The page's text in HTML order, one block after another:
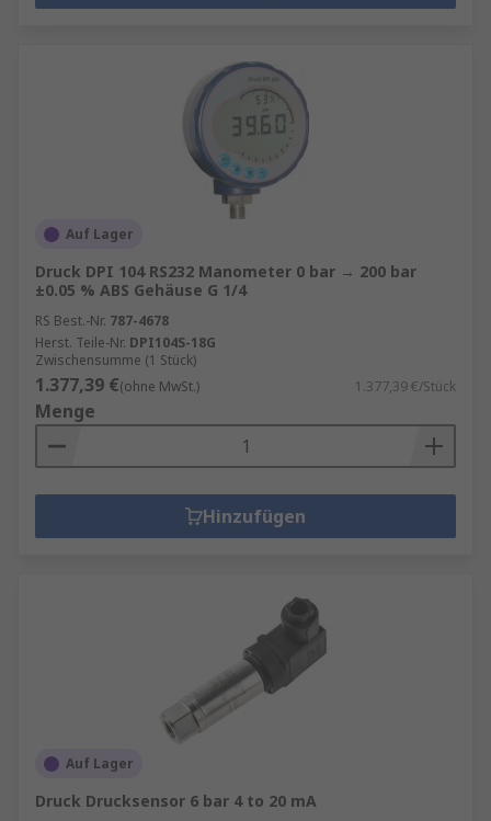
Auf Lager
Druck DPI 104 RS232 Manometer 0 bar → 200 bar
±0.05 % ABS Gehäuse G 1/4
RS Best.-Nr. 787-4678
Herst. Teile-Nr. DPI104S-18G
Zwischensumme (1 Stück)
1.377,39 €(ohne MwSt.) 1.377,39 €/Stück
Menge
Hinzufügen
Auf Lager
Druck Drucksensor 6 bar 4 to 20 mA